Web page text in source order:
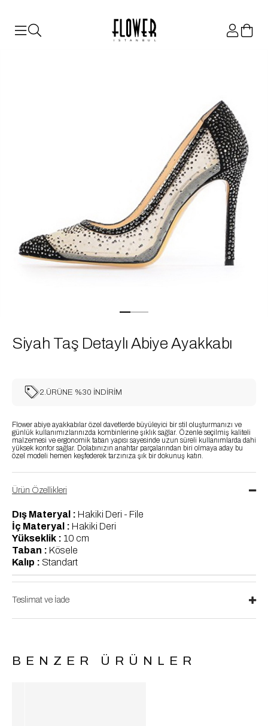
ISTANBUL
Siyah Taş Detaylı Abiye Ayakkabı
2.ÜRÜNE %30 İNDİRİM
Flower abiye ayakkabılar özel davetlerde büyüleyici bir stil oluşturmanızı ve
günlük kullanımızlarınızda kombinlerine şıklık sağlar. Özenle seçilmiş kaliteli
malzemesi ve ergonomik taban yapısı sayesinde uzun süreli kullanımlarda dahi
yüksek konfor sağlar. Dolabınızın anahtar parçalarından biri olmaya aday bu
özel modeli hemen keşfederek tarzınıza şık bir dokunuş katın.
Ürün Özellikleri
Dış Materyal : Hakiki Deri - File
İç Materyal : Hakiki Deri
Yükseklik : 10 cm
Taban : Kösele
Kalıp : Standart
Teslimat ve İade
BENZER ÜRÜNLER